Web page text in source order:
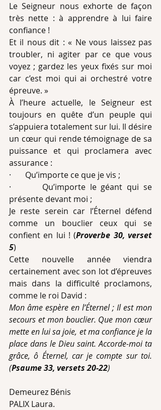
Le Seigneur nous exhorte de façon
très nette : à apprendre à lui faire
confiance !
Et il nous dit : « Ne vous laissez pas
troubler, ni agiter par ce que vous
voyez ; gardez les yeux fixés sur moi
car c’est moi qui ai orchestré votre
épreuve. »
À l’heure actuelle, le Seigneur est
toujours en quête d’un peuple qui
s’appuiera totalement sur lui. Il désire
un cœur qui rende témoignage de sa
puissance et qui proclamera avec
assurance :
·       Qu’importe ce que je vis ;
·       Qu’importe le géant qui se
présente devant moi ;
Je reste serein car l’Éternel défend
comme un bouclier ceux qui se
confient en lui ! (Proverbe 30, verset
5)
Cette nouvelle année viendra
certainement avec son lot d’épreuves
mais dans la difficulté proclamons,
comme le roi David :
Mon âme espère en l’Éternel ; Il est mon
secours et mon bouclier. Que mon cœur
mette en lui sa joie, et ma confiance je la
place dans le Dieu saint. Accorde-moi ta
grâce, ô Éternel, car je compte sur toi.
(Psaume 33, versets 20-22)
Demeurez Bénis
PALIX Laura.